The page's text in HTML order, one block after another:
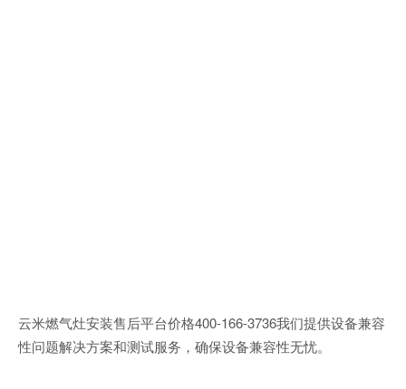
云米燃气灶安装售后平台价格400-166-3736我们提供设备兼容
性问题解决方案和测试服务，确保设备兼容性无忧。